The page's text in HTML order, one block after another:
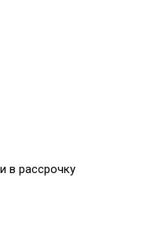
в рассрочку